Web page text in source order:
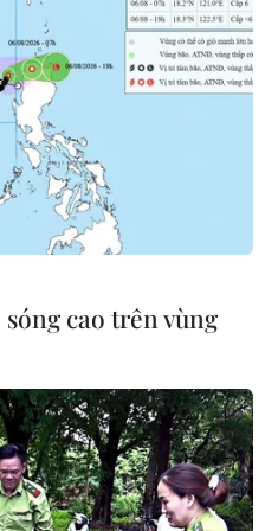
về áp
sở từ
nước
hai con
lập sổ
giấy
cao trên vùng